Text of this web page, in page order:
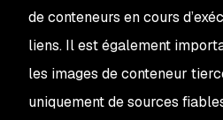
de conteneurs en cours
liens. Il est également
les images de conteneur
uniquement de sources